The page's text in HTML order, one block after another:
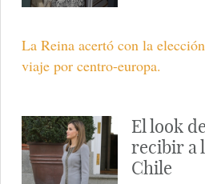
La Reina acertó con la
viaje por centro-europa.
El look
recibir a
Chile